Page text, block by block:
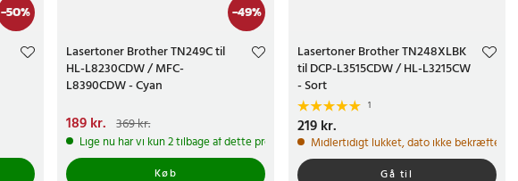
-50% -49%
Lasertoner Brother TN249C til
HL-L8230CDW / MFC-
L8390CDW - Cyan
Nuværende pris
pris:369 kr.
189 kr. 369 kr.
Lige nu har vi kun 2 tilbage af dette produkt
Køb
Lasertoner Brother TN248XLBK
til DCP-L3515CDW / HL-L3215CW
- Sort
1
Pris :219 kr.
219 kr.
Midlertidigt lukket, dato ikke bekræftet
Gå til